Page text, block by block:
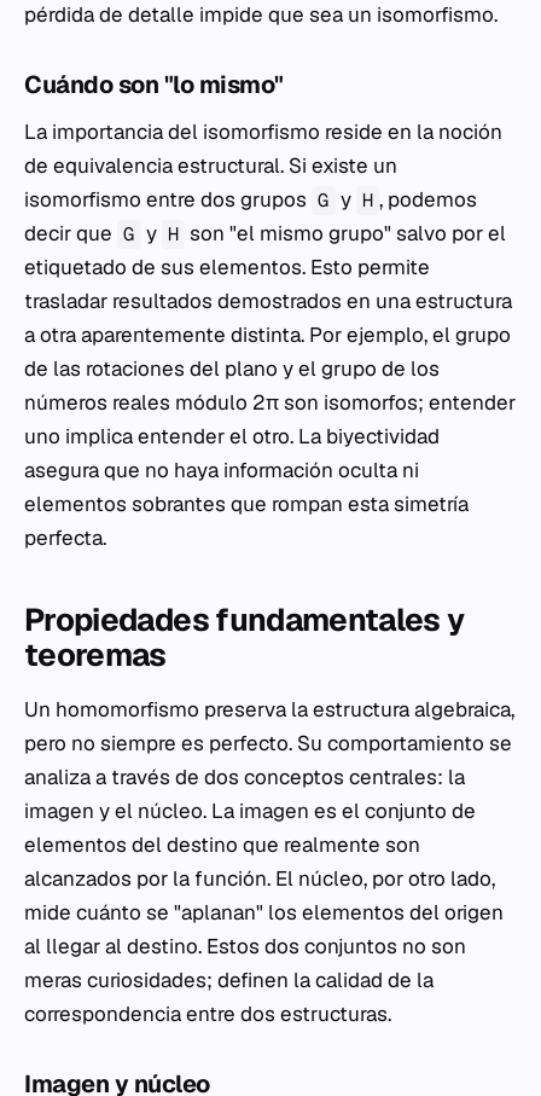
pérdida de detalle impide que sea un isomorfismo.
Cuándo son "lo mismo"
La importancia del isomorfismo reside en la noción
de equivalencia estructural. Si existe un
isomorfismo entre dos grupos G y H , podemos
decir que G y H son "el mismo grupo" salvo por el
etiquetado de sus elementos. Esto permite
trasladar resultados demostrados en una estructura
a otra aparentemente distinta. Por ejemplo, el grupo
de las rotaciones del plano y el grupo de los
números reales módulo 2π son isomorfos; entender
uno implica entender el otro. La biyectividad
asegura que no haya información oculta ni
elementos sobrantes que rompan esta simetría
perfecta.
Propiedades fundamentales y
teoremas
Un homomorfismo preserva la estructura algebraica,
pero no siempre es perfecto. Su comportamiento se
analiza a través de dos conceptos centrales: la
imagen y el núcleo. La imagen es el conjunto de
elementos del destino que realmente son
alcanzados por la función. El núcleo, por otro lado,
mide cuánto se "aplanan" los elementos del origen
al llegar al destino. Estos dos conjuntos no son
meras curiosidades; definen la calidad de la
correspondencia entre dos estructuras.
Imagen y núcleo